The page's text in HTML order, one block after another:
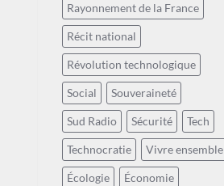
Rayonnement de la France
Récit national
Révolution technologique
Social Souveraineté
Sud Radio Sécurité Tech
Technocratie Vivre ensemble
Écologie Économie